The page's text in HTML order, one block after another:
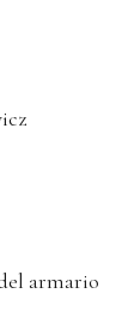
armario